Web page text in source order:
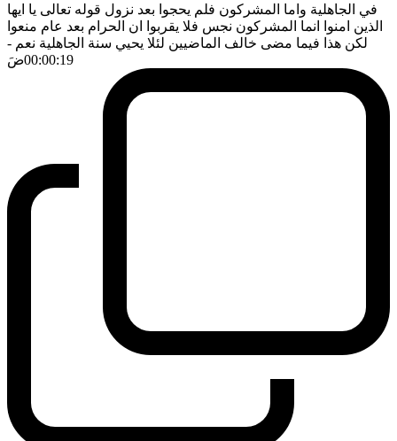
في الجاهلية واما المشركون فلم يحجوا بعد نزول قوله تعالى يا ايها
الذين امنوا انما المشركون نجس فلا يقربوا ان الحرام بعد عام منعوا
لكن هذا فيما مضى خالف الماضيين لئلا يحيي سنة الجاهلية نعم -
00:00:19ضَ